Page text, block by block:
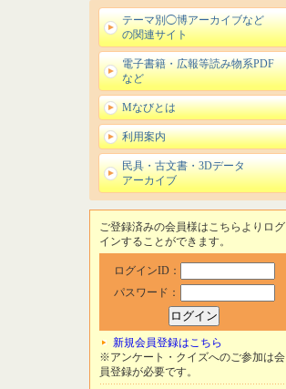
テーマ別◯博アーカイブなど
の関連サイト
電子書籍・広報等読み物系PDF
など
Mなびとは
利用案内
民具・古文書・3Dデータ
アーカイブ
ご登録済みの会員様はこちらよりログ
インすることができます。
ログインID：
パスワード：
新規会員登録はこちら
※アンケート・クイズへのご参加は会
員登録が必要です。